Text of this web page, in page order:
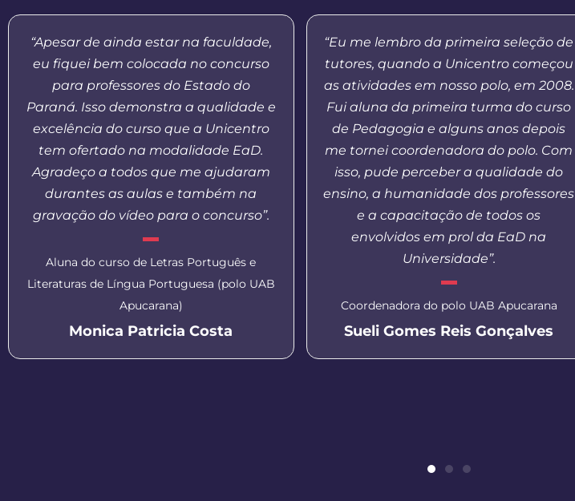
“Apesar de ainda estar na faculdade,
eu fiquei bem colocada no concurso
para professores do Estado do
Paraná. Isso demonstra a qualidade e
excelência do curso que a Unicentro
tem ofertado na modalidade EaD.
Agradeço a todos que me ajudaram
durantes as aulas e também na
gravação do vídeo para o concurso”.
Aluna do curso de Letras Português e
Literaturas de Língua Portuguesa (polo UAB
Apucarana)
Monica Patricia Costa
“Eu me lembro da primeira seleção de
tutores, quando a Unicentro começou
as atividades em nosso polo, em 2008.
Fui aluna da primeira turma do curso
de Pedagogia e alguns anos depois
me tornei coordenadora do polo. Com
isso, pude perceber a qualidade do
ensino, a humanidade dos professores
e a capacitação de todos os
envolvidos em prol da EaD na
Universidade”.
Coordenadora do polo UAB Apucarana
Sueli Gomes Reis Gonçalves